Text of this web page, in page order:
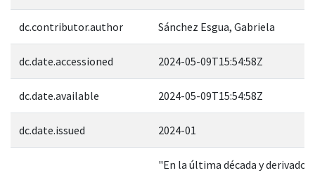
dc.contributor.author Sánchez Esgua, Gabriela
dc.date.accessioned 2024-05-09T15:54:58Z
dc.date.available 2024-05-09T15:54:58Z
dc.date.issued 2024-01
"En la última década y derivado